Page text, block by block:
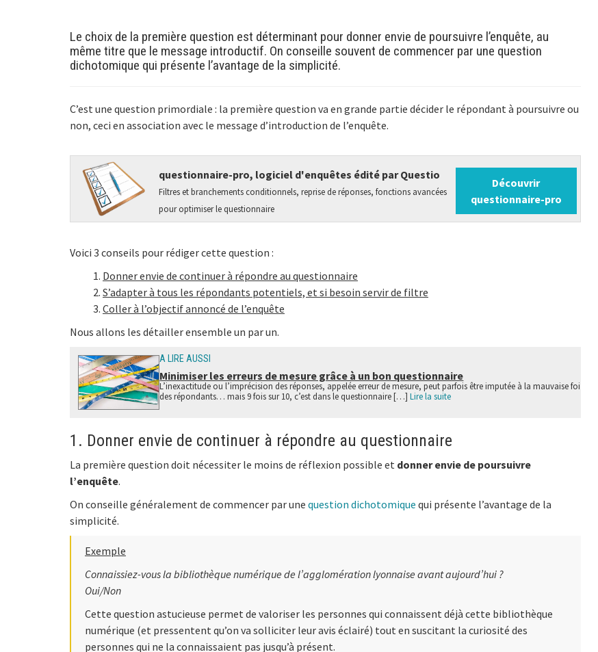
Le choix de la première question est déterminant pour donner envie de poursuivre l’enquête, au
même titre que le message introductif. On conseille souvent de commencer par une question
dichotomique qui présente l’avantage de la simplicité.
C’est une question primordiale : la première question va en grande partie décider le répondant à poursuivre ou
non, ceci en association avec le message d’introduction de l’enquête.
questionnaire-pro, logiciel d'enquêtes édité par Questio
Filtres et branchements conditionnels, reprise de réponses, fonctions avancées
pour optimiser le questionnaire
Découvrir
questionnaire-pro
Voici 3 conseils pour rédiger cette question :
Donner envie de continuer à répondre au questionnaire
S’adapter à tous les répondants potentiels, et si besoin servir de filtre
Coller à l’objectif annoncé de l’enquête
Nous allons les détailler ensemble un par un.
A LIRE AUSSI
Minimiser les erreurs de mesure grâce à un bon questionnaire
L’inexactitude ou l’imprécision des réponses, appelée erreur de mesure, peut parfois être imputée à la mauvaise foi
des répondants… mais 9 fois sur 10, c’est dans le questionnaire […]Lire la suite
1. Donner envie de continuer à répondre au questionnaire
La première question doit nécessiter le moins de réflexion possible et donner envie de poursuivre
l’enquête.
On conseille généralement de commencer par une question dichotomique qui présente l’avantage de la
simplicité.
Exemple
Connaissiez-vous la bibliothèque numérique de l’agglomération lyonnaise avant aujourd’hui ?
Oui/Non
Cette question astucieuse permet de valoriser les personnes qui connaissent déjà cette bibliothèque
numérique (et pressentent qu’on va solliciter leur avis éclairé) tout en suscitant la curiosité des
personnes qui ne la connaissaient pas jusqu’à présent.